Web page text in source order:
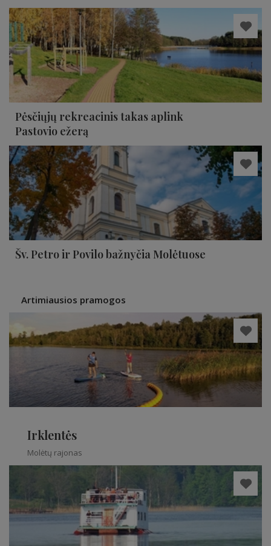
Pėsčiųjų rekreacinis takas aplink
Pastovio ežerą
Šv. Petro ir Povilo bažnyčia Molėtuose
Artimiausios pramogos
Irklentės
Molėtų rajonas